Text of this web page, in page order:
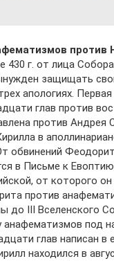
против
430 г. от лица
защищать
апологиях.
глав против
против Андрея
в
обвинений
в Письме к
от которого он
против
до III Вселенского
анафематизмов под
глав написан в
находился в